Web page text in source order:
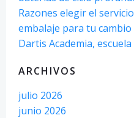
Razones elegir el
embalaje para tu cambio
Dartis Academia,
ARCHIVOS
julio 2026
junio 2026